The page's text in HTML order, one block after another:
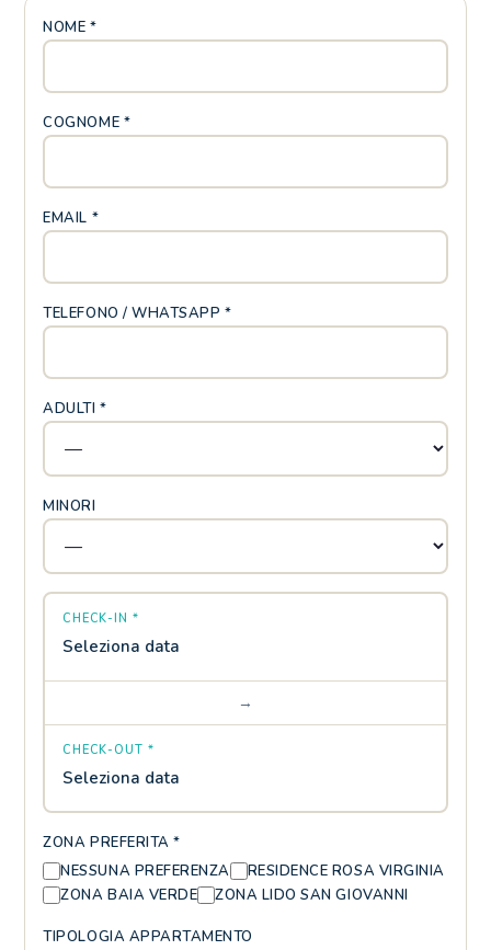
NOME *
COGNOME *
EMAIL *
TELEFONO / WHATSAPP *
ADULTI *
MINORI
CHECK-IN *
Seleziona data
→
CHECK-OUT *
Seleziona data
ZONA PREFERITA *
NESSUNA PREFERENZA
RESIDENCE ROSA VIRGINIA
ZONA BAIA VERDE
ZONA LIDO SAN GIOVANNI
TIPOLOGIA APPARTAMENTO